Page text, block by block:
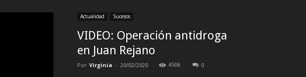
Actualidad Sucesos
VIDEO: Operación antidroga
en Juan Rejano
Por Virginia - 20/02/2020 4506 0